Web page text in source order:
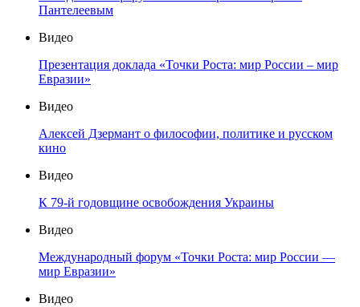
Пантелеевым
Видео
Презентация доклада «Точки Роста: мир России – мир
Евразии»
Видео
Алексей Дзермант о философии, политике и русском
кино
Видео
К 79-й годовщине освобождения Украины
Видео
Международный форум «Точки Роста: мир России —
мир Евразии»
Видео